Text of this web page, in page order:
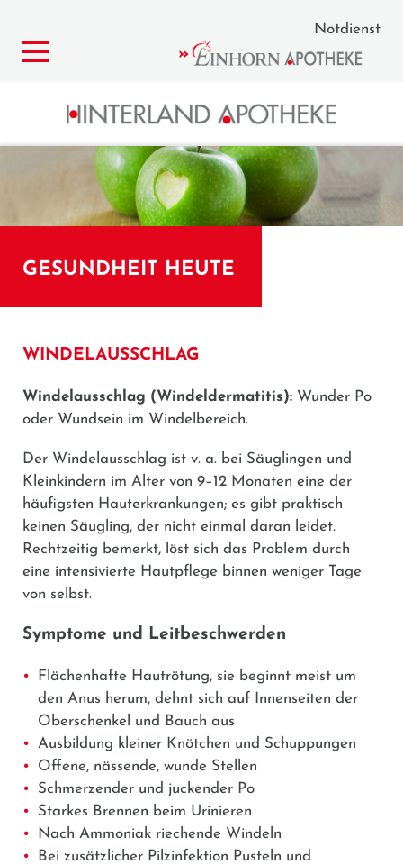
Notdienst
GESUNDHEIT HEUTE
WINDELAUSSCHLAG
Windelausschlag (Windeldermatitis): Wunder Po
oder Wundsein im Windelbereich.
Der Windelausschlag ist v. a. bei Säuglingen und
Kleinkindern im Alter von 9–12 Monaten eine der
häufigsten Hauterkrankungen; es gibt praktisch
keinen Säugling, der nicht einmal daran leidet.
Rechtzeitig bemerkt, löst sich das Problem durch
eine intensivierte Hautpflege binnen weniger Tage
von selbst.
Symptome und Leitbeschwerden
Flächenhafte Hautrötung, sie beginnt meist um
den Anus herum, dehnt sich auf Innenseiten der
Oberschenkel und Bauch aus
Ausbildung kleiner Knötchen und Schuppungen
Offene, nässende, wunde Stellen
Schmerzender und juckender Po
Starkes Brennen beim Urinieren
Nach Ammoniak riechende Windeln
Bei zusätzlicher Pilzinfektion Pusteln und